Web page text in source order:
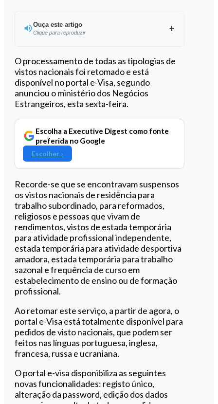
Ouça este artigo
Clique para reproduzir
Ouvir este artigo
O processamento de todas as tipologias de
vistos nacionais foi retomado e está
disponível no portal e-Visa, segundo
anunciou o ministério dos Negócios
Estrangeiros, esta sexta-feira.
Escolha a Executive Digest como fonte
preferida no Google
Escolher ›
Recorde-se que se encontravam suspensos
os vistos nacionais de residência para
trabalho subordinado, para reformados,
religiosos e pessoas que vivam de
rendimentos, vistos de estada temporária
para atividade profissional independente,
estada temporária para atividade desportiva
amadora, estada temporária para trabalho
sazonal e frequência de curso em
estabelecimento de ensino ou de formação
profissional.
Ao retomar este serviço, a partir de agora, o
portal e-Visa está totalmente disponível para
pedidos de visto nacionais, que podem ser
feitos nas línguas portuguesa, inglesa,
francesa, russa e ucraniana.
O portal e-visa disponibiliza as seguintes
novas funcionalidades: registo único,
alteração da password, edição dos dados